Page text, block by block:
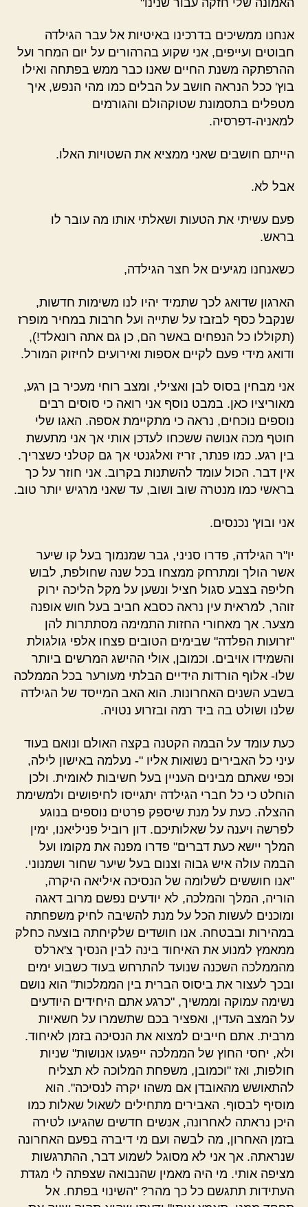
אנחנו ממשיכים בדרכינו באיטיות אל עבר הגילדה
חבוטים ועייפים, אני שקוע בהרהורים על יום המחר ועל
ההרפתקה משנת החיים שאנו כבר ממש בפתחה ואילו
בוץ' ככל הנראה חושב על הבלים כמו מהי הנפש, איך
מטפלים בתסמונת שטוקהולם והגורמים
למאניה-דפרסיה.
הייתם חושבים שאני ממציא את השטויות האלו.
אבל לא.
פעם עשיתי את הטעות ושאלתי אותו מה עובר לו
בראש.
כשאנחנו מגיעים אל חצר הגילדה,
הארגון שדואג לכך שתמיד יהיו לנו משימות חדשות,
שנקבל כסף לבזבז על שתייה ועל חרבות במחיר מופרז
(תקוללו כל הנפחים באשר הם, כן גם אתה רונאלד!),
ודואג מידי פעם לקיים אספות ואירועים לחיזוק המורל.
אני מבחין בסוס לבן ואצילי, ומצב רוחי מעכיר בן רגע,
מאוריציו כאן. במבט נוסף אני רואה כי סוסים רבים
נוספים נוכחים, נראה כי מתקיימת אספה. האגו שלי
חוטף מכה אנושה ששכחו לעדכן אותי אך אני מתעשת
בין רגע. כמו פנתר, זריז ואלגנטי אך גם קטלני כשצריך.
אין דבר. הכול עומד להשתנות בקרוב. אני חוזר על כך
בראשי כמו מנטרה שוב ושוב, עד שאני מרגיש יותר טוב.
אני ובוץ' נכנסים.
יו"ר הגילדה, פדרו סניני, גבר שמנמוך בעל קו שיער
אשר הולך ומתרחק ממצחו בכל שנה שחולפת, לבוש
חליפה בצבע סגול חציל ונשען על מקל הליכה ירוק
זוהר, למראית עין נראה כסבא חביב בעל חוש אופנה
מצער. אך מאחורי החזות התמימה מסתתרות להן
"זרועות הפלדה" שבימים הטובים פצחו אלפי גולגולת
והשמידו אויבים. וכמובן, אולי ההישג המרשים ביותר
שלו- אלוף הורדות הידיים הבלתי מעורער בכל הממלכה
בשבע השנים האחרונות. הוא האב המייסד של הגילדה
שלנו ושולט בה ביד רמה ובזרוע נטויה.
כעת עומד על הבמה הקטנה בקצה האולם ונואם בעוד
עיני כל האבירים נשואות אליו "- נעלמה באישון לילה,
וכפי שאתם מבינים העניין בעל חשיבות לאומית. ולכן
הוחלט כי כל חברי הגילדה יתגייסו לחיפושים ולמשימת
ההצלה. כעת על מנת שיספק פרטים נוספים בנוגע
לפרשה ויענה על שאלותיכם. דון רוביל פניליאנו, ימין
המלך יישא כעת דברים" פדרו מפנה את מקומו ועל
הבמה עולה איש גבוה וצנום בעל שיער שחור ושמנוני.
"אנו חוששים לשלומה של הנסיכה איליאה היקרה,
הוריה, המלך והמלכה, לא יודעים נפשם מרוב דאגה
ומוכנים לעשות הכל על מנת להשיבה לחיק משפחתה
במהירות ובבטחה. אנו חושדים שלקיחתה בוצעה כחלק
ממאמץ למנוע את האיחוד בינה לבין הנסיך צ'ארלס
מהממלכה השכנה שנועד להתרחש בעוד כשבוע ימים
ובכך לעצור את ביסוס הברית בין הממלכות" הוא נושם
נשימה עמוקה וממשיך, "כרגע אתם היחידים היודעים
על המצב העדין, ואפציר בכם שתשמרו על חשאיות
מרבית. אתם חייבים למצוא את הנסיכה בזמן לאיחוד.
ולא, יחסי החוץ של הממלכה ייפגעו אנושות" שניות
חולפות, ואז "וכמובן, משפחת המלוכה לא תצליח
להתאושש מהאובדן אם משהו יקרה לנסיכה". הוא
מוסיף לבסוף. האבירים מתחילים לשאול שאלות כמו
היכן נראתה לאחרונה, אנשים חדשים שהגיעו לטירה
בזמן האחרון, מה לבשה ועם מי דיברה בפעם האחרונה
שנראתה. אך אני לא מסוגל לשמוע דבר, ההתרגשות
מציפה אותי. מי היה מאמין שהנבואה שצפתה לי מגדת
העתידות תתגשם כל כך מהר? "השינוי בפתח. אל